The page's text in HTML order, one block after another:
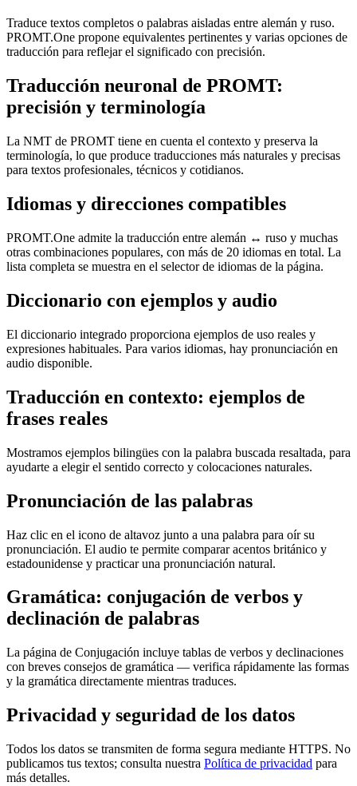
Traduce textos completos o palabras aisladas entre alemán y ruso.
PROMT.One propone equivalentes pertinentes y varias opciones de
traducción para reflejar el significado con precisión.
Traducción neuronal de PROMT:
precisión y terminología
La NMT de PROMT tiene en cuenta el contexto y preserva la
terminología, lo que produce traducciones más naturales y precisas
para textos profesionales, técnicos y cotidianos.
Idiomas y direcciones compatibles
PROMT.One admite la traducción entre alemán ↔ ruso y muchas
otras combinaciones populares, con más de 20 idiomas en total. La
lista completa se muestra en el selector de idiomas de la página.
Diccionario con ejemplos y audio
El diccionario integrado proporciona ejemplos de uso reales y
expresiones habituales. Para varios idiomas, hay pronunciación en
audio disponible.
Traducción en contexto: ejemplos de
frases reales
Mostramos ejemplos bilingües con la palabra buscada resaltada, para
ayudarte a elegir el sentido correcto y colocaciones naturales.
Pronunciación de las palabras
Haz clic en el icono de altavoz junto a una palabra para oír su
pronunciación. El audio te permite comparar acentos británico y
estadounidense y practicar una pronunciación natural.
Gramática: conjugación de verbos y
declinación de palabras
La página de Conjugación incluye tablas de verbos y declinaciones
con breves consejos de gramática — verifica rápidamente las formas
y la gramática directamente mientras traduces.
Privacidad y seguridad de los datos
Todos los datos se transmiten de forma segura mediante HTTPS. No
publicamos tus textos; consulta nuestra Política de privacidad para
más detalles.